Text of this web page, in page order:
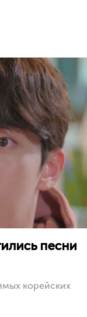
песни
корейских